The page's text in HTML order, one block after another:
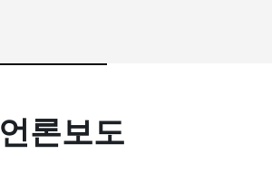
언론보도